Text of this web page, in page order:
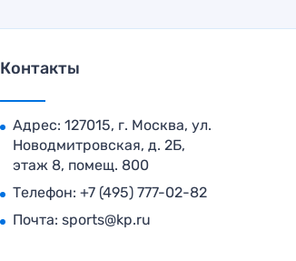
Контакты
Адрес: 127015, г. Москва, ул.
Новодмитровская, д. 2Б,
этаж 8, помещ. 800
Телефон: +7 (495) 777-02-82
Почта: sports@kp.ru